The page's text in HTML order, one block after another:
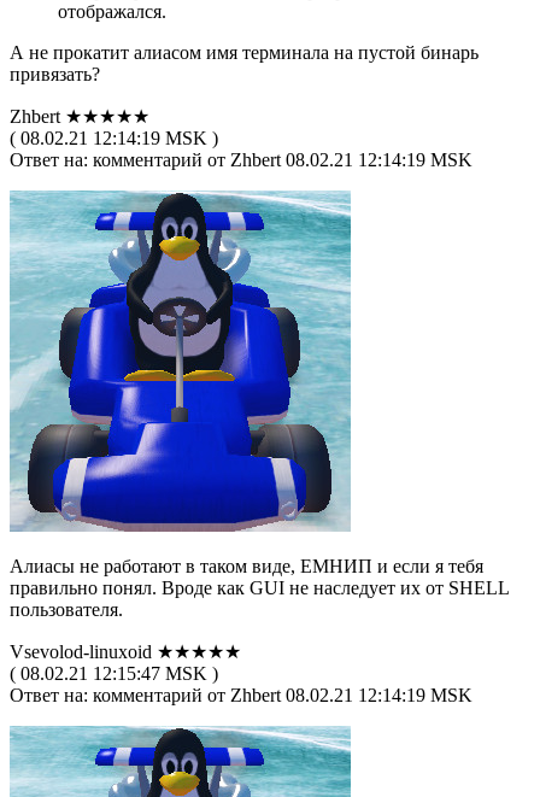
отображался.
А не прокатит алиасом имя терминала на пустой бинарь
привязать?
Zhbert ★★★★★
( 08.02.21 12:14:19 MSK )
Ответ на: комментарий от Zhbert 08.02.21 12:14:19 MSK
Алиасы не работают в таком виде, ЕМНИП и если я тебя
правильно понял. Вроде как GUI не наследует их от SHELL
пользователя.
Vsevolod-linuxoid ★★★★★
( 08.02.21 12:15:47 MSK )
Ответ на: комментарий от Zhbert 08.02.21 12:14:19 MSK